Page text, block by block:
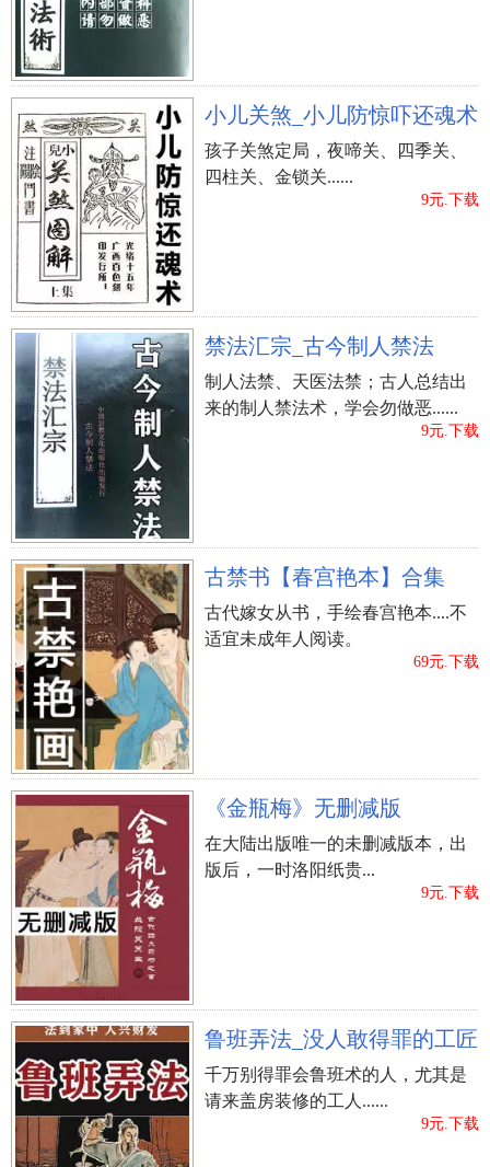
小儿关煞_小儿防惊吓还魂术
孩子关煞定局，夜啼关、四季关、
四柱关、金锁关......
9元.下载
禁法汇宗_古今制人禁法
制人法禁、天医法禁；古人总结出
来的制人禁法术，学会勿做恶......
9元.下载
古禁书【春宫艳本】合集
古代嫁女从书，手绘春宫艳本....不
适宜未成年人阅读。
69元.下载
《金瓶梅》无删减版
在大陆出版唯一的未删减版本，出
版后，一时洛阳纸贵...
9元.下载
鲁班弄法_没人敢得罪的工匠
千万别得罪会鲁班术的人，尤其是
请来盖房装修的工人......
9元.下载